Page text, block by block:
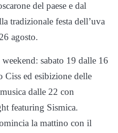
del paese e dal
tradizionale festa dell’uva
agosto.
sabato 19 dalle 16
Ciss ed esibizione delle
dalle 22 con
featuring Sismica.
la mattino con il